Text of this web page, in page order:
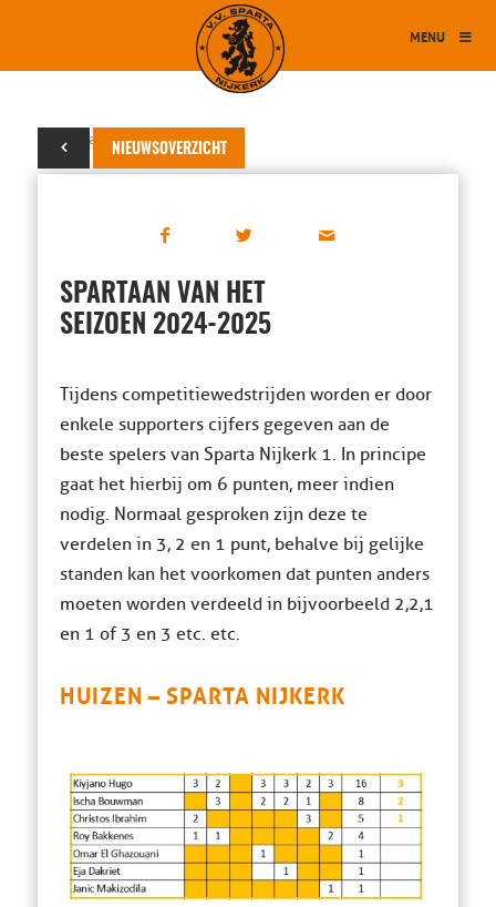
MENU
NIEUWSOVERZICHT
26 januari 2025
SPARTAAN VAN HET
SEIZOEN 2024-2025
Tijdens competitiewedstrijden worden er door
enkele supporters cijfers gegeven aan de
beste spelers van Sparta Nijkerk 1. In principe
gaat het hierbij om 6 punten, meer indien
nodig. Normaal gesproken zijn deze te
verdelen in 3, 2 en 1 punt, behalve bij gelijke
standen kan het voorkomen dat punten anders
moeten worden verdeeld in bijvoorbeeld 2,2,1
en 1 of 3 en 3 etc. etc.
HUIZEN – SPARTA NIJKERK